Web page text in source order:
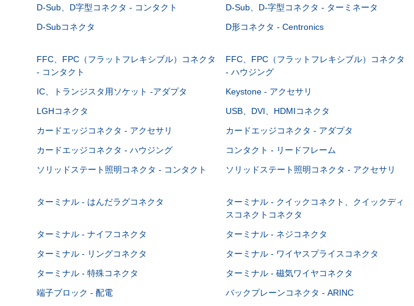
D-Sub、D字型コネクタ - コンタクト D-Sub、D-字型コネクタ - ターミネータ
D-Subコネクタ
D形コネクタ - Centronics
FFC、FPC（フラットフレキシブル）コネクタ
- コンタクト
FFC、FPC（フラットフレキシブル）コネクタ
- ハウジング
IC、トランジスタ用ソケット -アダプタ Keystone - アクセサリ
LGHコネクタ
USB、DVI、HDMIコネクタ
カードエッジコネクタ - アクセサリ
カードエッジコネクタ - アダプタ
カードエッジコネクタ - ハウジング
コンタクト - リードフレーム
ソリッドステート照明コネクタ - コンタクト
ソリッドステート照明コネクタ - アクセサリ
ターミナル - はんだラグコネクタ
ターミナル - クイックコネクト、クイックディ
スコネクトコネクタ
ターミナル - ナイフコネクタ ターミナル - ネジコネクタ
ターミナル - リングコネクタ
ターミナル - ワイヤスプライスコネクタ
ターミナル - 特殊コネクタ
ターミナル - 磁気ワイヤコネクタ
端子ブロック - 配電
バックプレーンコネクタ - ARINC